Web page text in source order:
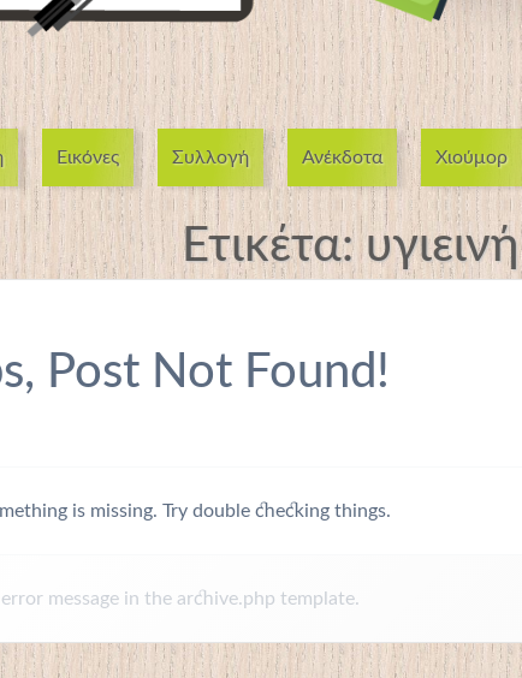
Εικόνες Συλλογή Ανέκδοτα Χιούμορ
Ετικέτα:υγιεινή
Post Not Found!
is missing. Try double checking things.
message in the archive.php template.